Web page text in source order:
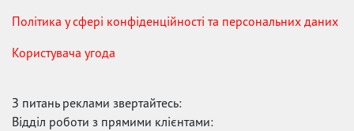
Політика у сфері конфіденційності та персональних даних
Користувача угода
З питань реклами звертайтесь:
Відділ роботи з прямими клієнтами: